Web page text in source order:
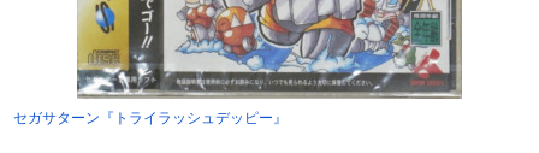
セガサターン『トライラッシュデッピー』